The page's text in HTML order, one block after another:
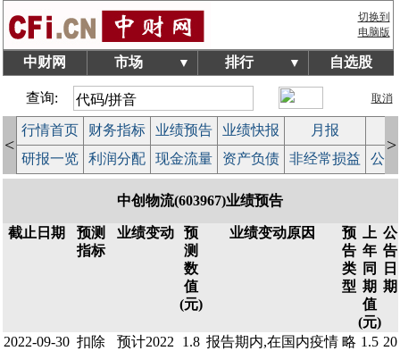
切换到
电脑版
中财网 市场 ▼ 排行 ▼ 自选股
查询: 取消
<
行情首页 财务指标 业绩预告 业绩快报 月报
研报一览
利润分配 现金流量 资产负债 非经常损益 公
>
中创物流(603967)业绩预告
截止日期
预测
指标
业绩变动
预
测
数
值
(元)
业绩变动原因
预
告
类
型
上
年
同
期
值
(元)
公
告
日
期
2022-09-30 扣除
预计2022
1.8 报告期内,在国内疫情 略 1.5 20